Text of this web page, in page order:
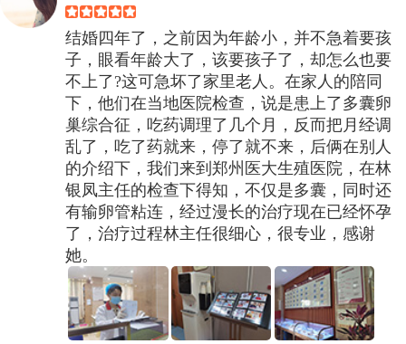
结婚四年了，之前因为年龄小，并不急着要孩
子，眼看年龄大了，该要孩子了，却怎么也要
不上了?这可急坏了家里老人。在家人的陪同
下，他们在当地医院检查，说是患上了多囊卵
巢综合征，吃药调理了几个月，反而把月经调
乱了，吃了药就来，停了就不来，后俩在别人
的介绍下，我们来到郑州医大生殖医院，在林
银凤主任的检查下得知，不仅是多囊，同时还
有输卵管粘连，经过漫长的治疗现在已经怀孕
了，治疗过程林主任很细心，很专业，感谢
她。